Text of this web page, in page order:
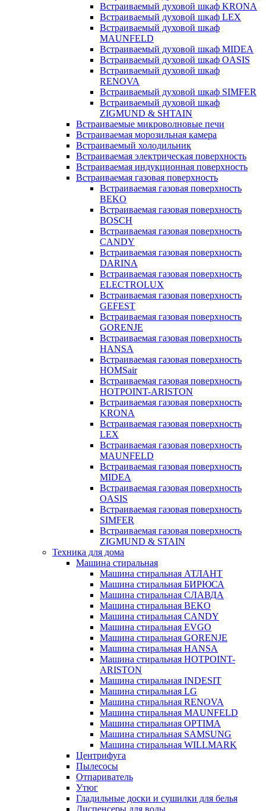
Встраиваемый духовой шкаф KRONA
Встраиваемый духовой шкаф LEX
Встраиваемый духовой шкаф
MAUNFELD
Встраиваемый духовой шкаф MIDEA
Встраиваемый духовой шкаф OASIS
Встраиваемый духовой шкаф
RENOVA
Встраиваемый духовой шкаф SIMFER
Встраиваемый духовой шкаф
ZIGMUND & SHTAIN
Встраиваемые микроволновые печи
Встраиваемая морозильная камера
Встраиваемый холодильник
Встраиваемая электрическая поверхность
Встраиваемая индукционная поверхность
Встраиваемая газовая поверхность
Встраиваемая газовая поверхность
BEKO
Встраиваемая газовая поверхность
BOSCH
Встраиваемая газовая поверхность
CANDY
Встраиваемая газовая поверхность
DARINA
Встраиваемая газовая поверхность
ELECTROLUX
Встраиваемая газовая поверхность
GEFEST
Встраиваемая газовая поверхность
GORENJE
Встраиваемая газовая поверхность
HANSA
Встраиваемая газовая поверхность
HOMSair
Встраиваемая газовая поверхность
HOTPOINT-ARISTON
Встраиваемая газовая поверхность
KRONA
Встраиваемая газовая поверхность
LEX
Встраиваемая газовая поверхность
MAUNFELD
Встраиваемая газовая поверхность
MIDEA
Встраиваемая газовая поверхность
OASIS
Встраиваемая газовая поверхность
SIMFER
Встраиваемая газовая поверхность
ZIGMUND & STAIN
Техника для дома
Машина стиральная
Машина стиральная АТЛАНТ
Машина стиральная БИРЮСА
Машина стиральная СЛАВДА
Машина стиральная BEKO
Машина стиральная CANDY
Машина стиральная EVGO
Машина стиральная GORENJE
Машина стиральная HANSA
Машина стиральная HOTPOINT-
ARISTON
Машина стиральная INDESIT
Машина стиральная LG
Машина стиральная RENOVA
Машина стиральная MAUNFELD
Машина стиральная OPTIMA
Машина стиральная SAMSUNG
Машина стиральная WILLMARK
Центрифуга
Пылесосы
Отпариватель
Утюг
Гладильные доски и сушилки для белья
Диспенсеры для воды